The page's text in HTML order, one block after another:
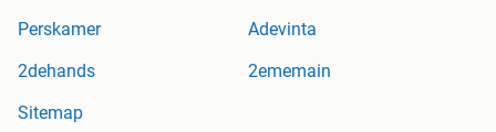
Perskamer
Adevinta
2dehands
2ememain
Sitemap